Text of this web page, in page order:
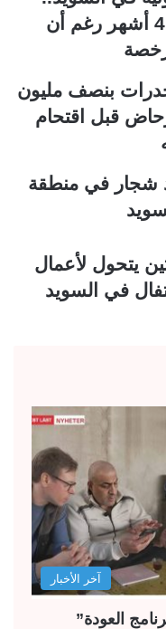
فخسر رخصته 4 أشهر رغم أن
بنصف مليون
قبل اقتحام
شجار في منطقة
يتحول لأعمال
في السويد
آخر الأخبار
العودة”